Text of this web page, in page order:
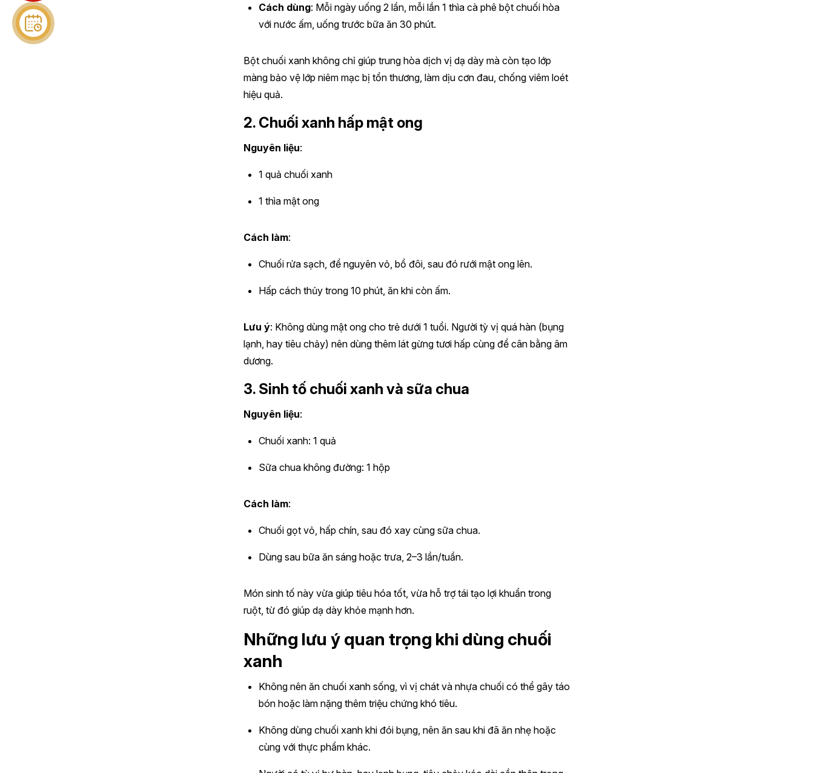
Cách dùng: Mỗi ngày uống 2 lần, mỗi lần 1 thìa cà phê bột chuối hòa
với nước ấm, uống trước bữa ăn 30 phút.
Bột chuối xanh không chỉ giúp trung hòa dịch vị dạ dày mà còn tạo lớp
màng bảo vệ lớp niêm mạc bị tổn thương, làm dịu cơn đau, chống viêm loét
hiệu quả.
2. Chuối xanh hấp mật ong
Nguyên liệu:
1 quả chuối xanh
1 thìa mật ong
Cách làm:
Chuối rửa sạch, để nguyên vỏ, bổ đôi, sau đó rưới mật ong lên.
Hấp cách thủy trong 10 phút, ăn khi còn ấm.
Lưu ý: Không dùng mật ong cho trẻ dưới 1 tuổi. Người tỳ vị quá hàn (bụng
lạnh, hay tiêu chảy) nên dùng thêm lát gừng tươi hấp cùng để cân bằng âm
dương.
3. Sinh tố chuối xanh và sữa chua
Nguyên liệu:
Chuối xanh: 1 quả
Sữa chua không đường: 1 hộp
Cách làm:
Chuối gọt vỏ, hấp chín, sau đó xay cùng sữa chua.
Dùng sau bữa ăn sáng hoặc trưa, 2–3 lần/tuần.
Món sinh tố này vừa giúp tiêu hóa tốt, vừa hỗ trợ tái tạo lợi khuẩn trong
ruột, từ đó giúp dạ dày khỏe mạnh hơn.
Những lưu ý quan trọng khi dùng chuối
xanh
Không nên ăn chuối xanh sống, vì vị chát và nhựa chuối có thể gây táo
bón hoặc làm nặng thêm triệu chứng khó tiêu.
Không dùng chuối xanh khi đói bụng, nên ăn sau khi đã ăn nhẹ hoặc
cùng với thực phẩm khác.